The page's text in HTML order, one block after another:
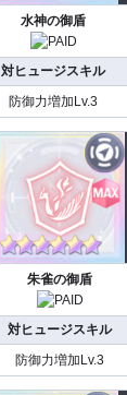
水神の御盾
対ヒュージスキル
防御力増加Lv.3
朱雀の御盾
対ヒュージスキル
防御力増加Lv.3